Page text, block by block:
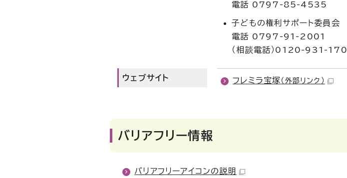
電話 0797-85-4535
子どもの権利サポート委員会
電話 0797-91-2001
（相談電話）0120-931-170
ウェブサイト フレミラ宝塚 （外部リンク）
バリアフリー情報
バリアフリーアイコンの説明